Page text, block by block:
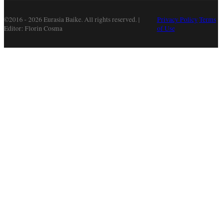
©2016 - 2026 Eurasia Baike. All rights reserved. |
Editor: Florin Cosma
Privacy PolicyTerms
of Use